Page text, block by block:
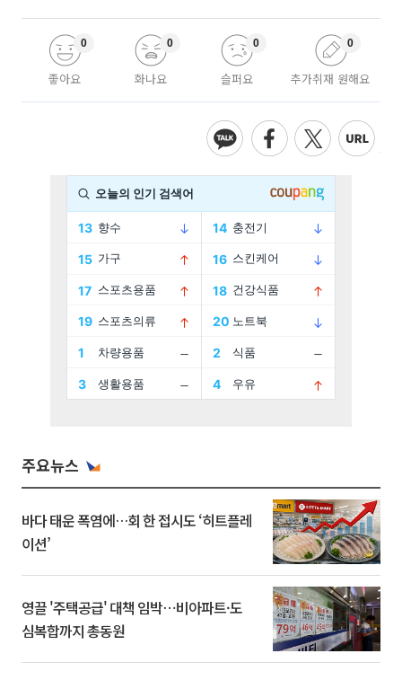
좋아요
0
화나요
0
슬퍼요
0
추가취재 원해요
0
주요뉴스
바다 태운 폭염에…회 한 접시도 ‘히트플레
이션’
영끌 '주택공급' 대책 임박⋯비아파트·도
심복합까지 총동원